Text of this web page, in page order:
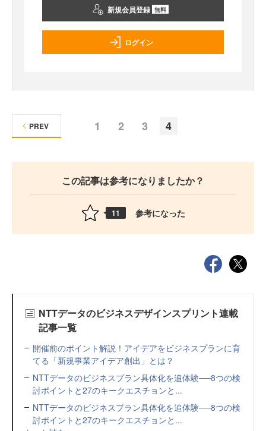
新規会員登録 無料
ログイン
1 2 3 4
PREV
この記事は参考になりましたか？
11 参考になった
NTTデータのビジネスデザインスプリント連載
記事一覧
開催前のポイント解説！アイデアをビジネスプランに育
てる「新規事業アイデア創出」とは？
NTTデータのビジネスプラン具体化を追体験──8つの検
討ポイントと27のキークエスチョンと...
NTTデータのビジネスプラン具体化を追体験──8つの検
討ポイントと27のキークエスチョンと...